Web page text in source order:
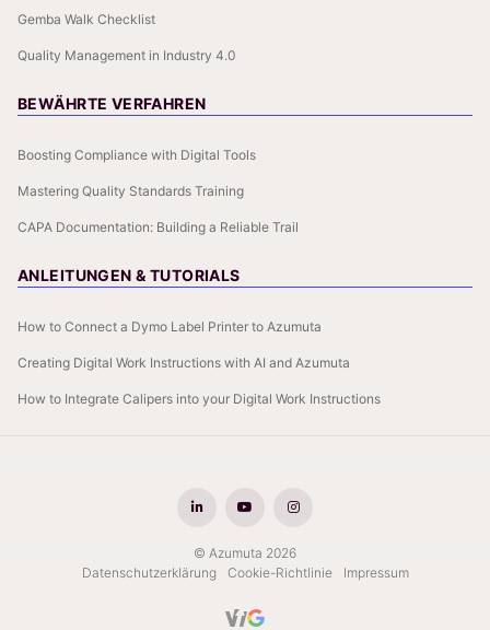
Gemba Walk Checklist
Quality Management in Industry 4.0
BEWÄHRTE VERFAHREN
Boosting Compliance with Digital Tools
Mastering Quality Standards Training
CAPA Documentation: Building a Reliable Trail
ANLEITUNGEN & TUTORIALS
How to Connect a Dymo Label Printer to Azumuta
Creating Digital Work Instructions with AI and Azumuta
How to Integrate Calipers into your Digital Work Instructions
© Azumuta 2026
Datenschutzerklärung
Cookie-Richtlinie Impressum